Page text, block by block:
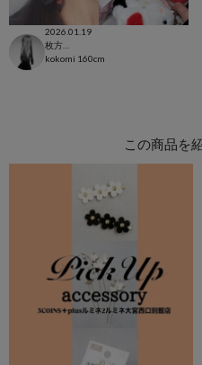
2026.01.19
kokomi 160cm
この商品を